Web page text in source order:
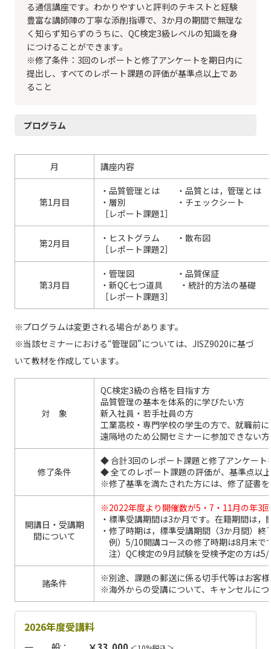
る通信講座です。わかりやすいと評判のテキストと経験
豊富な講師陣の丁寧な添削指導で、3か月の期間で無理な
く知らず知らずのうちに、QC検定3級レベルの知識を身
につけることができます。
※修了条件：3回のレポートと修了アンケートを期日内に
提出し、すべてのレポート課題の評価が基準点以上であ
ること
プログラム
月 講座内容
第1月目
・品質管理とは ・品質とは，管理と
・層別 ・チェックシ
［レポート課題1］
第2月目
・ヒストグラム ・散布
［レポート課題2］
第3月目
・管理図 ・品質保証 ・
・新QC七つ道具 ・統計的方
［レポート課題3］
※プログラムは変更される場合があります。
※当該セミナーにおける“管理図”については、JISZ9020に基づ
いて教材を作成しています。
対 象
QC検定3級の合格を目指す方
品質管理の基本を体系的に学びたい方
新入社員・若手社員の方
工業高校・専門学校の学生の方で、就職前
遠隔地のため公開セミナーに参加できない方
修了条件
◆ 合計3回のレポート課題と修了アンケー
◆ 全てのレポート課題の評価が、基準点以
※修了基準を満たされた方には、修了証書
開講日・受講期
間について
※2022年度より開催数が5・7・11月の年3
・標準受講期間は3か月です。在籍期間は
・修了時期は，標準受講期間（3か月間）終
例）5/10開講コースの修了時期は8月末で
注）QC検定の9月試験を受検予定の方は
諸条件
※別途、課題の郵送に係る切手代等はお客
※海外からの受講について、キャンセルに
2026年度受講料